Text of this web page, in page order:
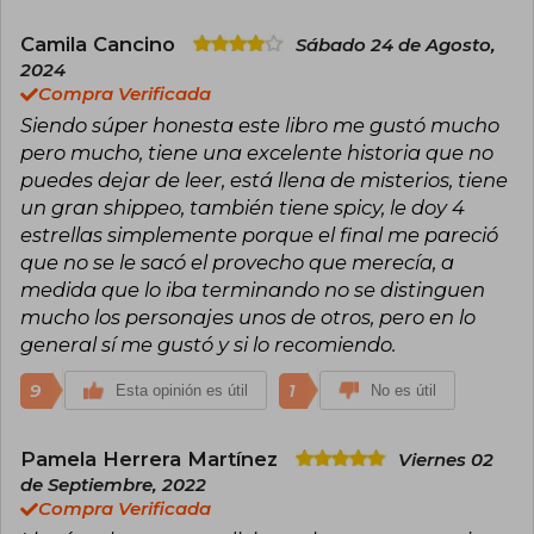
relatos policiales. Su estilo conecta
directamente con el corazón de sus lectores,
reflexionar y sentir.
Camila Cancino
Sábado 24 de Agosto,
2024
Compra Verificada
Siendo súper honesta este libro me gustó mucho
pero mucho, tiene una excelente historia que no
puedes dejar de leer, está llena de misterios, tiene
un gran shippeo, también tiene spicy, le doy 4
estrellas simplemente porque el final me pareció
que no se le sacó el provecho que merecía, a
medida que lo iba terminando no se distinguen
mucho los personajes unos de otros, pero en lo
general sí me gustó y si lo recomiendo.
9 Esta opinión es útil 1 No es útil
Pamela Herrera Martínez
Viernes 02
de Septiembre, 2022
Compra Verificada